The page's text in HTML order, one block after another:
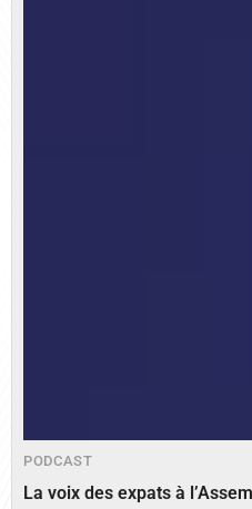
PODCAST
La voix des expats à